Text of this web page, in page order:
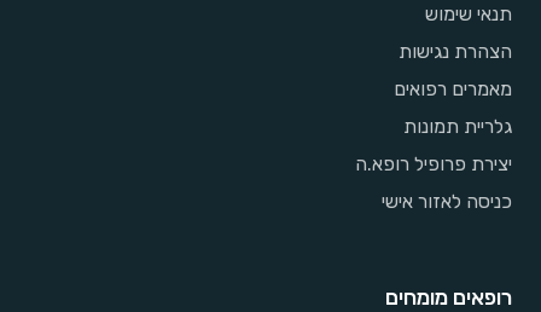
תנאי שימוש
הצהרת נגישות
מאמרים רפואים
גלריית תמונות
יצירת פרופיל רופא.ה
כניסה לאזור אישי
רופאים מומחים